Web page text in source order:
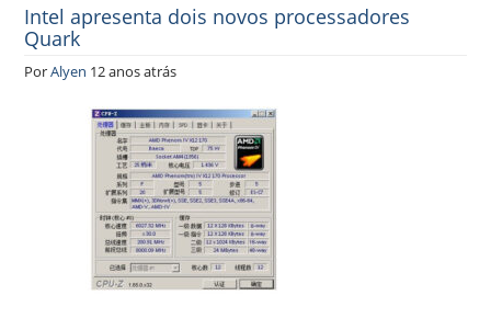
Intel apresenta dois novos processadores
Quark
PorAlyen 12 anos atrás